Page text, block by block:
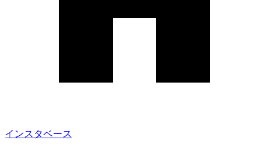
インスタベース